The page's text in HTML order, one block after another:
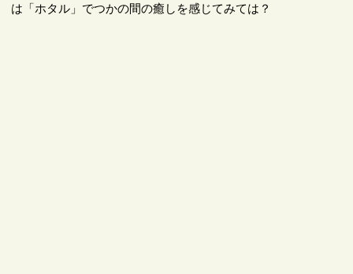
は「ホタル」でつかの間の癒しを感じてみては？